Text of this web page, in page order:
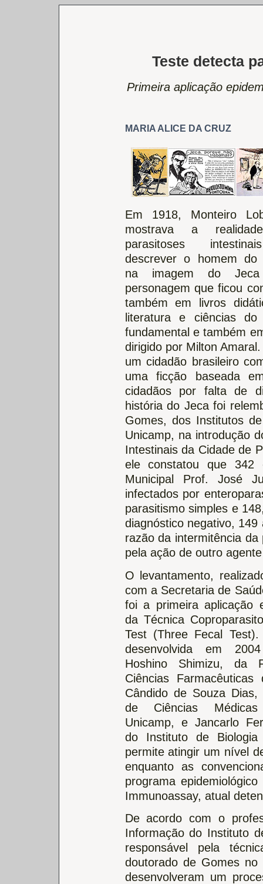
Teste detecta
Primeira aplicação
MARIA ALICE DA CRUZ
Em 1918, Monteiro
mostrava a
parasitoses
descrever o homem do
na imagem do
personagem que ficou
também em livros
literatura e ciências do
fundamental e também
dirigido por Milton
um cidadão brasileiro
uma ficção baseada
cidadãos por falta de
história do Jeca foi
Gomes, dos Institutos
Unicamp, na introdução
Intestinais da Cidade de
ele constatou que 342
Municipal Prof. José
infectados por
parasitismo simples e
diagnóstico negativo,
razão da intermitência
pela ação de outro
O levantamento,
com a Secretaria de
foi a primeira aplicação
da Técnica
Test (Three Fecal
desenvolvida em
Hoshino Shimizu, da
Ciências
Cândido de Souza Dias,
de Ciências
Unicamp, e Jancarlo
do Instituto de Biologia
permite atingir um nível
enquanto as
programa
Immunoassay, atual
De acordo com o
Informação do Instituto
responsável pela
doutorado de Gomes
desenvolveram um